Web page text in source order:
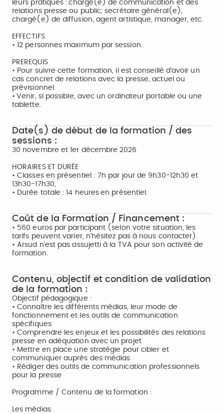
leurs pratiques : chargé(e) de communication et des
relations presse ou public, secrétaire général(e),
chargé(e) de diffusion, agent artistique, manager, etc.
EFFECTIFS
• 12 personnes maximum par session.
PREREQUIS
• Pour suivre cette formation, il est conseillé d’avoir un
cas concret de relations avec la presse, actuel ou
prévisionnel.
• Venir, si possible, avec un ordinateur portable ou une
tablette.
Date(s) de début de la formation / des
sessions :
30 novembre et 1er décembre 2026
HORAIRES ET DURÉE
• Classes en présentiel : 7h par jour de 9h30-12h30 et
13h30-17h30,
• Durée totale : 14 heures en présentiel.
Coût de la Formation / Financement :
• 560 euros par participant (selon votre situation, les
tarifs peuvent varier, n'hésitez pas à nous contacter).
• Arsud n’est pas assujetti à la TVA pour son activité de
formation.
Contenu, objectif et condition de validation
de la formation :
Objectif pédagogique :
• Connaître les différents médias, leur mode de
fonctionnement et les outils de communication
spécifiques
• Comprendre les enjeux et les possibilités des relations
presse en adéquation avec un projet
• Mettre en place une stratégie pour cibler et
communiquer auprès des médias
• Rédiger des outils de communication professionnels
pour la presse
Programme / Contenu de la formation :
Les médias